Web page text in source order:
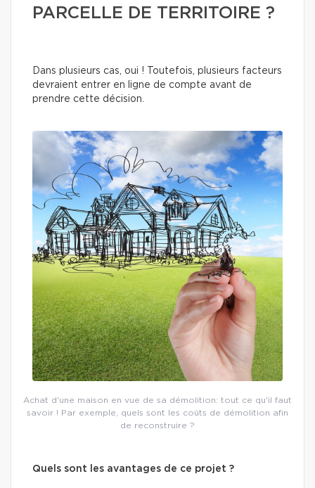
PARCELLE DE TERRITOIRE ?
Dans plusieurs cas, oui ! Toutefois, plusieurs facteurs
devraient entrer en ligne de compte avant de
prendre cette décision.
Achat d'une maison en vue de sa démolition: tout ce qu'il faut
savoir ! Par exemple, quels sont les coûts de démolition afin
de reconstruire ?
Quels sont les avantages de ce projet ?